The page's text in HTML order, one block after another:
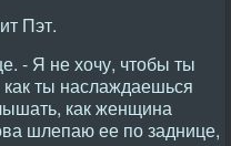
Пэт.
- Я не хочу, чтобы ты
ты наслаждаешься
как женщина
шлепаю ее по заднице,